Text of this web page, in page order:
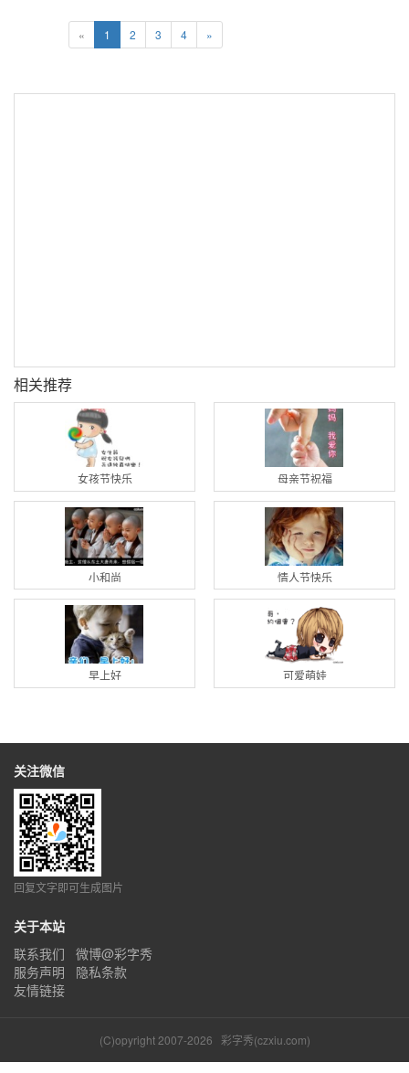
« 1 2 3 4 »
相关推荐
女孩节快乐 母亲节祝福
小和尚 情人节快乐
早上好 可爱萌娃
关注微信
回复文字即可生成图片
关于本站
联系我们
微博@彩字秀
服务声明
隐私条款
友情链接
(C)opyright 2007-2026 彩字秀(czxiu.com)